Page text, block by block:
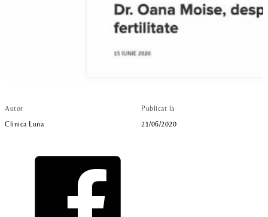
Autor
Clinica Luna
Publicat la
21/06/2020